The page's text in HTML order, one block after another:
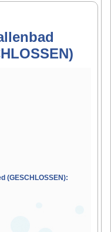
(GESCHLOSSEN):